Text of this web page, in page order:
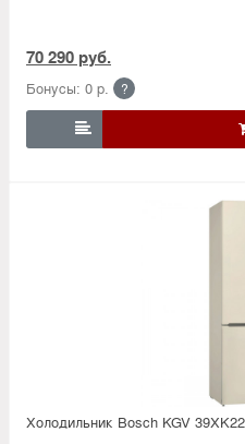
70 290 руб.
Бонусы: 0 р. ?

Холодильник Bosсh KGV